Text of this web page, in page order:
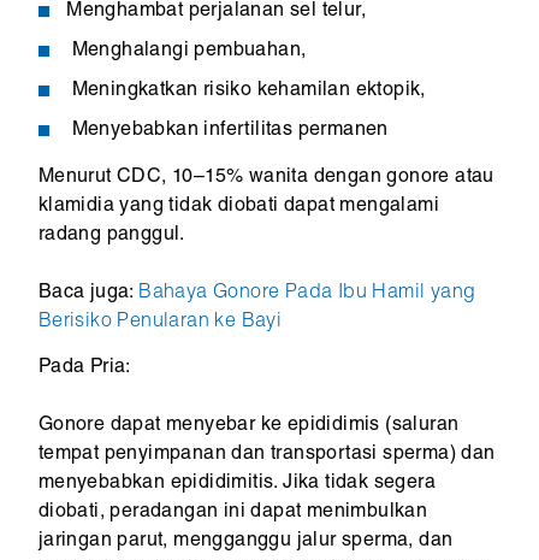
Menghambat perjalanan sel telur,
Menghalangi pembuahan,
Meningkatkan risiko kehamilan ektopik,
Menyebabkan infertilitas permanen
Menurut CDC, 10–15% wanita dengan gonore atau
klamidia yang tidak diobati dapat mengalami
radang panggul.
Baca juga: Bahaya Gonore Pada Ibu Hamil yang
Berisiko Penularan ke Bayi
Pada Pria:
Gonore dapat menyebar ke epididimis (saluran
tempat penyimpanan dan transportasi sperma) dan
menyebabkan epididimitis. Jika tidak segera
diobati, peradangan ini dapat menimbulkan
jaringan parut, mengganggu jalur sperma, dan